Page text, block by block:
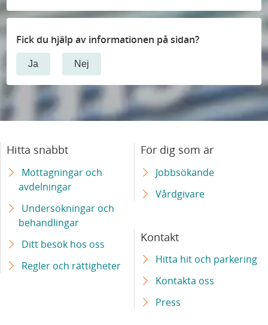
Fick du hjälp av informationen på sidan?
Ja Nej
Hitta snabbt
Mottagningar och
avdelningar
Undersökningar och
behandlingar
Ditt besök hos oss
Regler och rättigheter
För dig som är
Jobbsökande
Vårdgivare
Kontakt
Hitta hit och parkering
Kontakta oss
Press